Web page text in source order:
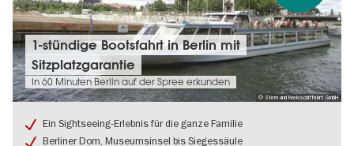
© Stern und Kreisschiffahrt GmbH
Tickets
&
Termine:
1-
stündige
in
Berlin
1-stündige Bootsfahrt in Berlin mit
Sitzplatzgarantie
In 60 Minuten Berlin auf der Spree erkunden
Ein Sightseeing-Erlebnis für die ganze Familie
Berliner Dom, Museumsinsel bis Siegessäule